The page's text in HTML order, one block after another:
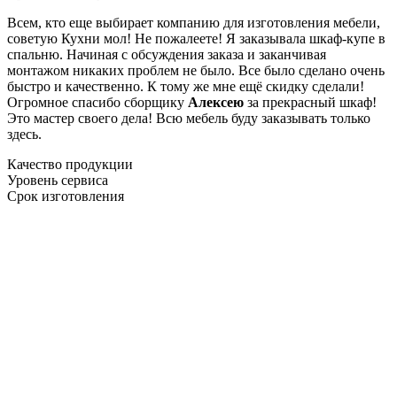
Всем, кто еще выбирает компанию для изготовления мебели,
советую Кухни мол! Не пожалеете! Я заказывала шкаф-купе в
спальню. Начиная с обсуждения заказа и заканчивая
монтажом никаких проблем не было. Все было сделано очень
быстро и качественно. К тому же мне ещё скидку сделали!
Огромное спасибо сборщику Алексею за прекрасный шкаф!
Это мастер своего дела! Всю мебель буду заказывать только
здесь.
Качество продукции
Уровень сервиса
Срок изготовления